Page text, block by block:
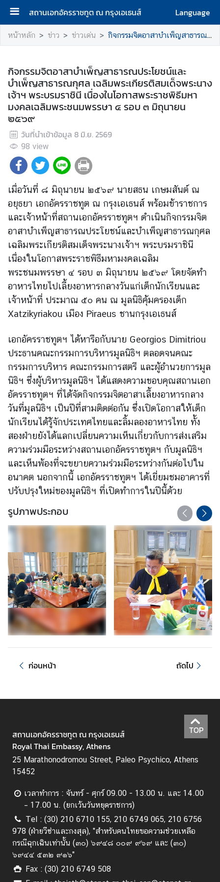
สถานเอกอัครราชทูต ณ กรุงเอเธนส์
Language
ห
แ
ร
ก
ส
ถ
า
น
เ
อ
ก
อั
ค
ร
ร
า
ช
ทู
ต
ฯ
ก
ร
ะ
ท
ร
ว
ง
ก
า
ร
ต่
า
ง
ป
ร
เ
บ
ริ
ก
า
ร
ข้
รั
น
ไ
ท
ย
V
s
a
สำ
ห
หน้าหลัก ข่าว ข่าวเด่น กิจกรรมจิตอาสาบำเพ็ญสาธารณประโยชน์และบำเพ็ญสาธารณกุศล เฉลิมพระเกียรติสมเด็จพระนางเจ้าฯ พระบรมราชินี เนื่องในโอกาสพระราชพิธีมหามงคลเฉลิมพระชนมพรรษา ๔ รอบ ๓ มิถุนายน ๒๕๖๙
กิจกรรมจิตอาสาบำเพ็ญสาธารณประโยชน์และ
บำเพ็ญสาธารณกุศล เฉลิมพระเกียรติสมเด็จพระนาง
เจ้าฯ พระบรมราชินี เนื่องในโอกาสพระราชพิธีมหา
มงคลเฉลิมพระชนมพรรษา ๔ รอบ ๓ มิถุนายน
๒๕๖๙
วันที่นำเข้าข้อมูล 8 มิ.ย. 2569
98 view
เมื่อวันที่ ๘ มิถุนายน ๒๕๖๙ นายสธน เกษมสันต์ ณ
อยุธยา เอกอัครราชทูต ณ กรุงเอเธนส์ พร้อมข้าราชการ
และเจ้าหน้าที่สถานเอกอัครราชทูตฯ ดำเนินกิจกรรมจิต
อาสาบำเพ็ญสาธารณประโยชน์และบำเพ็ญสาธารณกุศล
เฉลิมพระเกียรติสมเด็จพระนางเจ้าฯ พระบรมราชินี
เนื่องในโอกาสพระราชพิธีมหามงคลเฉลิม
พระชนมพรรษา ๔ รอบ ๓ มิถุนายน ๒๕๖๙ โดยจัดทำ
อาหารไทยไปเลี้ยงอาหารกลางวันแก่เด็กนักเรียนและ
เจ้าหน้าที่ ประมาณ ๕๐ คน ณ มูลนิธิคุ้มครองเด็ก
Xatzikyriakou เมือง Piraeus ชานกรุงเอเธนส์
เอกอัครราชทูตฯ ได้หารือกับนาย Georgios Dimitriou
ประธานคณะกรรมการบริหารมูลนิธิฯ ตลอดจนคณะ
กรรมการบริหาร คณะกรรมการสตรี และผู้อำนวยการมูล
นิธิฯ ซึ่งผู้บริหารมูลนิธิฯ ได้แสดงความขอบคุณสถานเอก
อัครราชทูตฯ ที่ได้จัดกิจกรรมจิตอาสาเลี้ยงอาหารกลาง
วันที่มูลนิธิฯ เป็นปีที่สามติดต่อกัน ซึ่งเปิดโอกาสให้เด็ก
นักเรียนได้รู้จักประเทศไทยและลิ้มลองอาหารไทย ทั้ง
สองฝ่ายยังได้แลกเปลี่ยนความเห็นเกี่ยวกับการส่งเสริม
ความร่วมมือระหว่างสถานเอกอัครราชทูตฯ กับมูลนิธิฯ
และเห็นพ้องที่จะขยายความร่วมมือระหว่างกันต่อไปใน
อนาคต นอกจากนี้ เอกอัครราชทูตฯ ได้เยี่ยมชมอาคารที่
ปรับปรุงใหม่ของมูลนิธิฯ ที่เปิดทำการในปีนี้ด้วย
รูปภาพประกอบ
ก่อนหน้า ถัดไป
TOP
สถานเอกอัครราชทูต ณ กรุงเอเธนส์
Royal Thai Embassy, Athens
25 Marathonodromou Street, Paleo Psychico, Athens
15452
เวลาทำการ : จันทร์ - ศุกร์ 09.00 - 13.00 น. และ 14.00
– 17.00 น. (ยกเว้นวันหยุดราชการ)
Tel : (30) 210 6710 155, 210 6749 065, 210 6756
978 (ฝ่ายวีซ่าและกงสุล), "สำหรับคนไทยขอความช่วยเหลือ
กรณีฉุกเฉินเท่านั้น (๓๐) ๖๙๔๘ ๐๐๙ ๙๖๙ และ (๓๐)
๖๙๔๔ ๕๓๒ ๙๑๖"
Fax : (30) 210 6749 508